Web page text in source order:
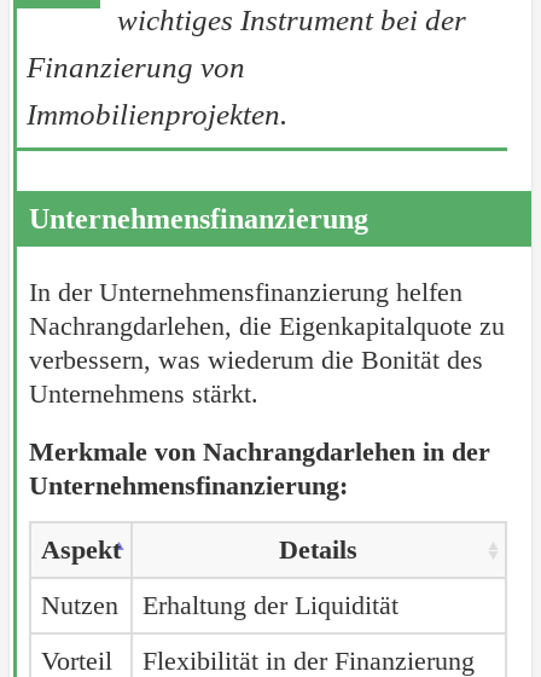
wichtiges Instrument bei der
Finanzierung von
Immobilienprojekten.
Unternehmensfinanzierung
In der Unternehmensfinanzierung helfen
Nachrangdarlehen, die Eigenkapitalquote zu
verbessern, was wiederum die Bonität des
Unternehmens stärkt.
Merkmale von Nachrangdarlehen in der
Unternehmensfinanzierung:
Aspekt
Details
Nutzen
Erhaltung der Liquidität
Vorteil
Flexibilität in der Finanzierung